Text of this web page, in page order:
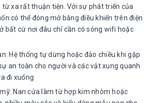
xa rất thuận tiện. Với sự phát triển của
có thể đóng mở bằng điều khiển trên điện
bất cứ nơi đâu chỉ cần có sóng wifi hoặc
Hệ thống tự dừng hoặc đảo chiều khi gặp
an toàn cho người và các vật xung quanh
đi xuống
Nan cửa làm từ hợp kim nhôm hoặc